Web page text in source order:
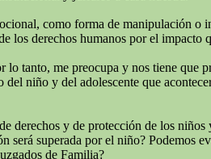
como forma de manipulación
derechos humanos por el impacto
tanto, me preocupa y nos tiene que
niño y del adolescente que
derechos y de protección de los
superada por el niño? Podemos
de Familia?